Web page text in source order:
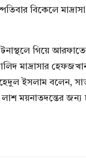
বিকেলে
গিয়ে
মাদ্রাসার
ইসলাম বলেন,
ময়নাতদন্তের জন্য